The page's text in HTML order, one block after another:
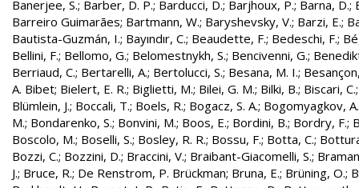
Banerjee, S.; Barber, D. P.; Barducci, D.; Barjhoux, P.; Barna, D.;
Barreiro Guimarães; Bartmann, W.; Baryshevsky, V.; Barzi, E.;
Bautista-Guzmán, I.; Bayındır, C.; Beaudette, F.; Bedeschi, F.;
Bellini, F.; Bellomo, G.; Belomestnykh, S.; Bencivenni, G.;
Berriaud, C.; Bertarelli, A.; Bertolucci, S.; Besana, M. I.;
A. Bibet; Bielert, E. R.; Biglietti, M.; Bilei, G. M.; Bilki, B.; Biscari, C.
Blümlein, J.; Boccali, T.; Boels, R.; Bogacz, S. A.; Bogomyagkov, A.
M.; Bondarenko, S.; Bonvini, M.; Boos, E.; Bordini, B.; Bordry, F.;
Boscolo, M.; Boselli, S.; Bosley, R. R.; Bossu, F.; Botta, C.;
Bozzi, C.; Bozzini, D.; Braccini, V.; Braibant-Giacomelli, S.;
J.; Bruce, R.; De Renstrom, P. Brückman; Bruna, E.; Brüning, O.;